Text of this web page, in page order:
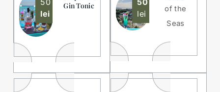
lei
Gin Tonic
lei
of the
Seas